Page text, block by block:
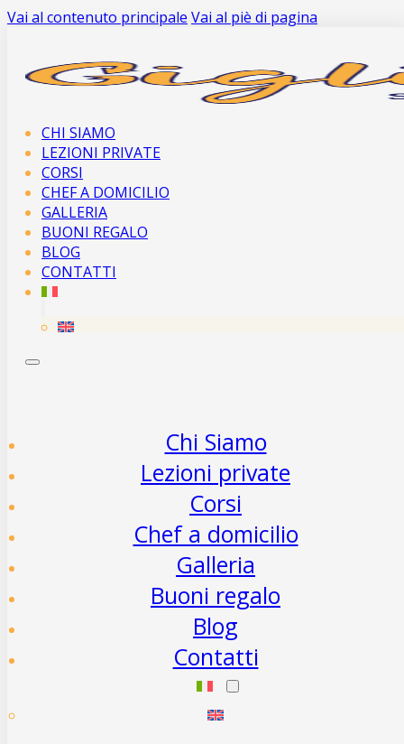
Vai al contenuto principale Vai al piè di pagina
CHI SIAMO
LEZIONI PRIVATE
CORSI
CHEF A DOMICILIO
GALLERIA
BUONI REGALO
BLOG
CONTATTI
Chi Siamo
Lezioni private
Corsi
Chef a domicilio
Galleria
Buoni regalo
Blog
Contatti